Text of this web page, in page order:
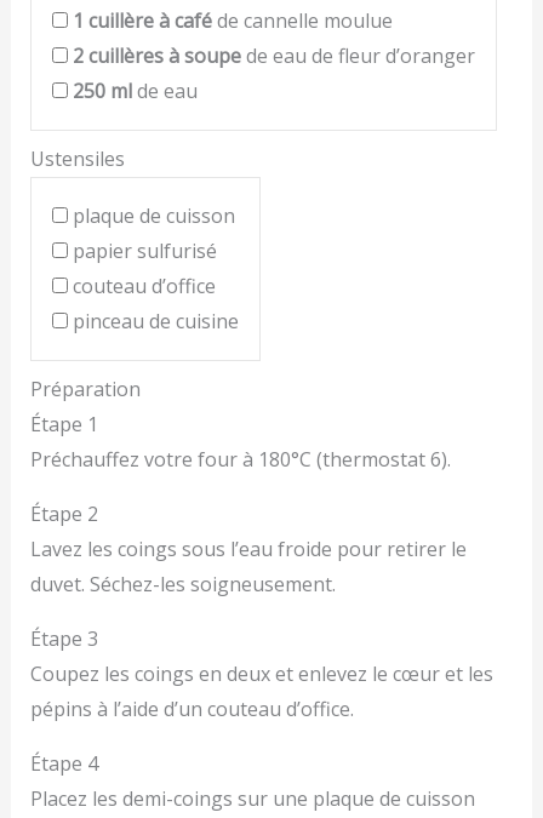
1 cuillère à caféde cannelle moulue
2cuillères à soupede eau de fleur d’oranger
250 mlde eau
Ustensiles
plaque de cuisson
papier sulfurisé
couteau d’office
pinceau de cuisine
Préparation
Étape 1
Préchauffez votre four à 180°C (thermostat 6).
Étape 2
Lavez les coings sous l’eau froide pour retirer le
duvet. Séchez-les soigneusement.
Étape 3
Coupez les coings en deux et enlevez le cœur et les
pépins à l’aide d’un couteau d’office.
Étape 4
Placez les demi-coings sur une plaque de cuisson